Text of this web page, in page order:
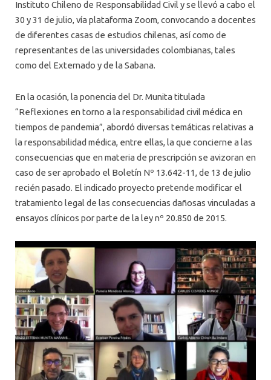
Instituto Chileno de Responsabilidad Civil y se llevó a cabo el
30 y 31 de julio, vía plataforma Zoom, convocando a docentes
de diferentes casas de estudios chilenas, así como de
representantes de las universidades colombianas, tales
como del Externado y de la Sabana.
En la ocasión, la ponencia del Dr. Munita titulada
“Reflexiones en torno a la responsabilidad civil médica en
tiempos de pandemia”, abordó diversas temáticas relativas a
la responsabilidad médica, entre ellas, la que concierne a las
consecuencias que en materia de prescripción se avizoran en
caso de ser aprobado el Boletín Nº 13.642-11, de 13 de julio
recién pasado. El indicado proyecto pretende modificar el
tratamiento legal de las consecuencias dañosas vinculadas a
ensayos clínicos por parte de la ley nº 20.850 de 2015.